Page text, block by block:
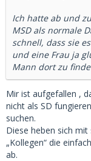
Ich hatte ab und
MSD als normale
schnell, dass sie
und eine Frau ja
Mann dort zu
Mir ist aufgefallen ,
nicht als SD
suchen.
Diese heben sich
„Kollegen“ die
ab.